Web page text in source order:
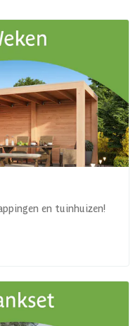
en tuinhuizen!